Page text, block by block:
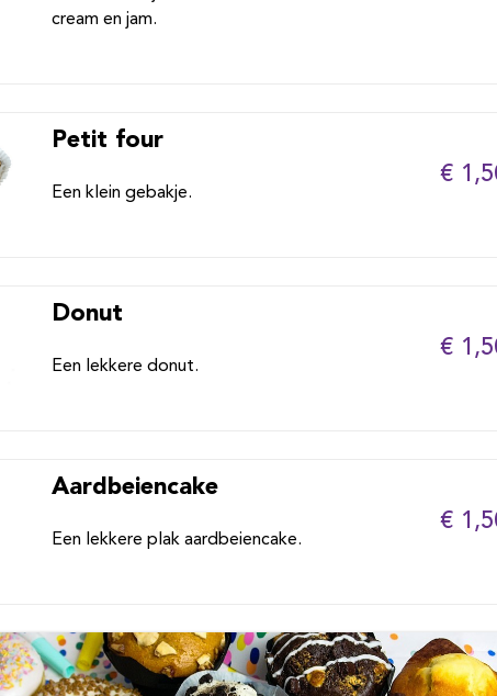
cream en jam.
Petit four
Een klein gebakje.
€
Donut
Een lekkere donut.
€
Aardbeiencake
Een lekkere plak aardbeiencake.
€